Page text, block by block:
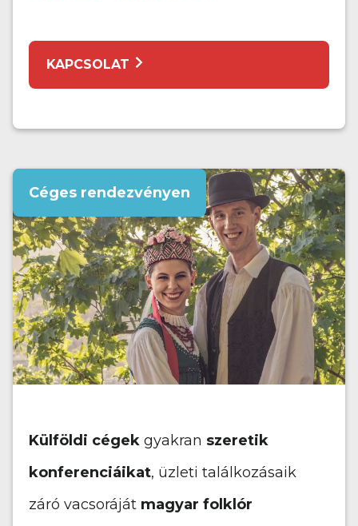
KAPCSOLAT
Céges rendezvényen
Külföldi cégek gyakran szeretik
konferenciáikat, üzleti találkozásaik
záró vacsoráját magyar folklór